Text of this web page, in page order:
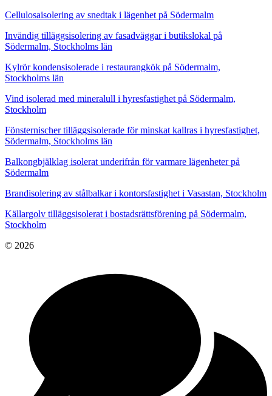
Cellulosaisolering av snedtak i lägenhet på Södermalm
Invändig tilläggsisolering av fasadväggar i butikslokal på
Södermalm, Stockholms län
Kylrör kondensisolerade i restaurangkök på Södermalm,
Stockholms län
Vind isolerad med mineralull i hyresfastighet på Södermalm,
Stockholm
Fönsternischer tilläggsisolerade för minskat kallras i hyresfastighet,
Södermalm, Stockholms län
Balkongbjälklag isolerat underifrån för varmare lägenheter på
Södermalm
Brandisolering av stålbalkar i kontorsfastighet i Vasastan, Stockholm
Källargolv tilläggsisolerat i bostadsrättsförening på Södermalm,
Stockholm
© 2026